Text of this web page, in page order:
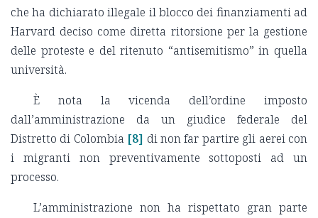
che ha dichiarato illegale il blocco dei finanziamenti ad
Harvard deciso come diretta ritorsione per la gestione
delle proteste e del ritenuto “antisemitismo” in quella
università.
È nota la vicenda dell’ordine imposto
dall’amministrazione da un giudice federale del
Distretto di Colombia [8] di non far partire gli aerei con
i migranti non preventivamente sottoposti ad un
processo.
L’amministrazione non ha rispettato gran parte